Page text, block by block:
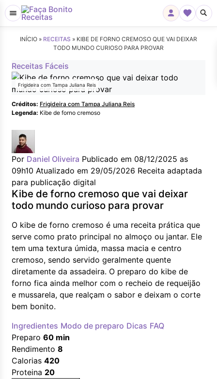
INÍCIO » RECEITAS » KIBE DE FORNO CREMOSO QUE VAI DEIXAR
TODO MUNDO CURIOSO PARA PROVAR
Receitas Fáceis
Frigideira com Tampa Juliana Reis
Créditos: Frigideira com Tampa Juliana Reis
Legenda: Kibe de forno cremoso
Por Daniel Oliveira Publicado em 08/12/2025 as
09h10 Atualizado em 29/05/2026 Receita adaptada
para publicação digital
Kibe de forno cremoso que vai deixar
todo mundo curioso para provar
O kibe de forno cremoso é uma receita prática que
serve como prato principal no almoço ou jantar. Ele
tem uma textura úmida, massa macia e centro
cremoso, sendo servido geralmente quente
diretamente da assadeira. O preparo do kibe de
forno fica ainda melhor com o recheio de requeijão
e mussarela, que realçam o sabor e deixam o corte
bem bonito.
Ingredientes Modo de preparo Dicas FAQ
Preparo 60 min
Rendimento 8
Calorias 420
Proteina 20